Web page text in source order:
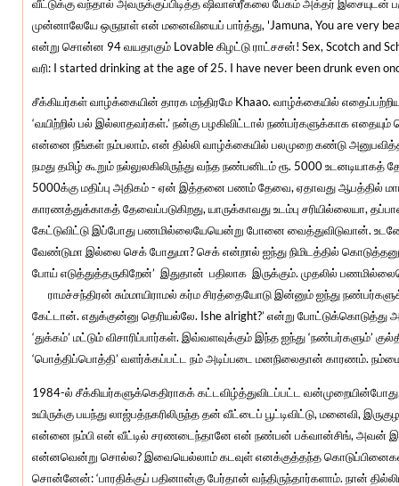
வீட்டுக்கு வந்தால் அவருக்குப்பிடித்த ஷிவாஸ்ரீகலை பேகம் அக்தர் இசையுடன்
முன்னாலேயே ஒருநாள் என் மனைவியைப் பார்த்து, 'Jamuna, You are very
என்று சொன்ன 94 வயதாகும் Lovable கிழட்டு ராட்சசன்! Sex, Scotch and
வரி: I started drinking at the age of 25. I have never been drunk even
சீக்கியர்கள் வாழ்க்கையின் தாரக மந்திரமே Khaao. வாழ்க்கையில்
‘வயிற்றில் பல் இல்லாதவர்கள்.’ நன்கு பழகிவிட்டால் நண்பர்களுக்காக
என்னை நீங்கள் நம்பலாம். என் தில்லி வாழ்க்கையில் பலமுறை கண்டு
நமது தமிழ் கூறும் நல்லுலகிலிருந்து வந்த நண்பனிடம் ரூ. 5000
5000க்கு மதிப்பு அதிகம் - ஏன் இத்தனை பணம் தேவை, ஏதாவது ஆபத்தில்
காரணத்துக்காகத் தேவைப்படுகிறது, யாருக்காவது உடம்பு சரியில்லையா,
கேட்டுவிட்டு இப்போது பணமில்லையேயென்று போனை வைத்துவிடுவான்.
வேண்டுமா இல்லை செக் போதுமா? செக் என்றால் ஐந்து நிமிடத்தில்
போய் எடுத்துத்தருகிறேன்’ இதுதான் பதிலாக இருக்கும். முதலில்
ராமச்சந்திரன் சும்மாயிராமல் கர்ம சிரத்தையோடு இன்னும் ஐந்து
கேட்டான். எதுக்குன்னு தெரியல்லே. Ishe alright?’ என்று போட்டுக்கொடுத்து
‘துக்கம்’ மட்டும் விசாரிப்பார்கள். இவ்வளவுக்கும் இந்த ஐந்து ‘நண்பர்களும்’
‘பொத்திப்பொத்தி’ வளர்க்கப்பட்ட நம் அடிப்படை மனநிலைதான் காரணம்.
1984-ல் சீக்கியர்களுக்கெதிராகக் கட்டவிழ்த்துவிடப்பட்ட
உயிருக்கு பயந்து லாஜ்பத்நகரிலிருந்த தன் வீட்டைப் பூட்டிவிட்டு, மனைவி,
என்னை நம்பி என் வீட்டில் சரணடைந்தானே என் நண்பன் பக்வான்சிங், அவன் இந்த
என்னவென்று சொல்ல? இவையெல்லாம் கடவுள் எனக்குத்தந்த கொடுப்பினைகள்!
சொன்னேன்: ‘பாரதிக்குப் பதினான்கு பேர்தான் வந்திருந்தார்களாம். நான்